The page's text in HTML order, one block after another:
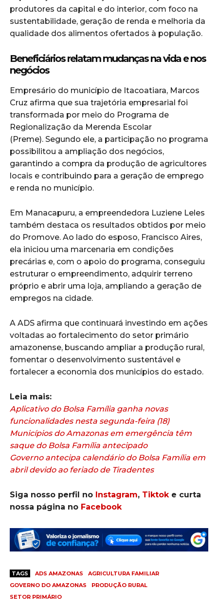
produtores da capital e do interior, com foco na
sustentabilidade, geração de renda e melhoria da
qualidade dos alimentos ofertados à população.
Beneficiários relatam mudanças na vida e nos
negócios
Empresário do município de Itacoatiara, Marcos
Cruz afirma que sua trajetória empresarial foi
transformada por meio do Programa de
Regionalização da Merenda Escolar
(Preme). Segundo ele, a participação no programa
possibilitou a ampliação dos negócios,
garantindo a compra da produção de agricultores
locais e contribuindo para a geração de emprego
e renda no município.
Em Manacapuru, a empreendedora Luziene Leles
também destaca os resultados obtidos por meio
do Promove. Ao lado do esposo, Francisco Aires,
ela iniciou uma marcenaria em condições
precárias e, com o apoio do programa, conseguiu
estruturar o empreendimento, adquirir terreno
próprio e abrir uma loja, ampliando a geração de
empregos na cidade.
A ADS afirma que continuará investindo em ações
voltadas ao fortalecimento do setor primário
amazonense, buscando ampliar a produção rural,
fomentar o desenvolvimento sustentável e
fortalecer a economia dos municípios do estado.
Leia mais:
Aplicativo do Bolsa Família ganha novas
funcionalidades nesta segunda-feira (18)
Municípios do Amazonas em emergência têm
saque do Bolsa Família antecipado
Governo antecipa calendário do Bolsa Família em
abril devido ao feriado de Tiradentes
Siga nosso perfil no Instagram, Tiktoke curta
nossa página no Facebook
TAGS ADS AMAZONAS
AGRICULTURA FAMILIAR
GOVERNO DO AMAZONAS
PRODUÇÃO RURAL
SETOR PRIMÁRIO